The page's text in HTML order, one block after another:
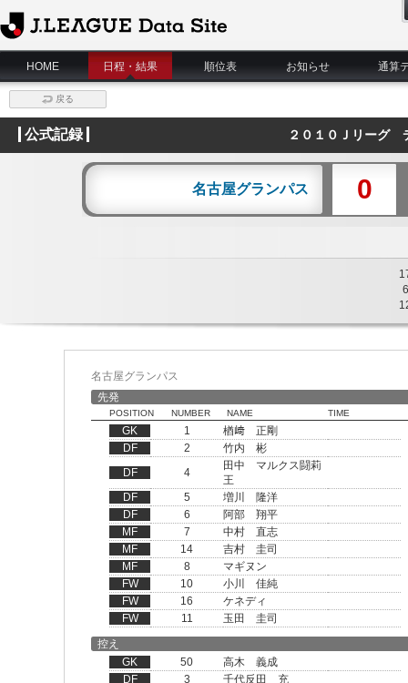
J.League Data Site
HOME
日程・結果 順位表 お知らせ 通算
戻る
公式記録 ２０１０Ｊリーグ
名古屋グランパス 0
6
名古屋グランパス
先発
POSITION NUMBER NAME TIME
GK 1
楢﨑 正剛
DF
2
竹内 彬
DF
4
田中 マルクス闘莉
王
DF
5
増川 隆洋
DF
6
阿部 翔平
MF
7
中村 直志
MF
14
吉村 圭司
MF
8
マギヌン
FW
10
小川 佳純
FW
16
ケネディ
FW
11
玉田 圭司
控え
GK
50
高木 義成
DF
3
千代反田 充